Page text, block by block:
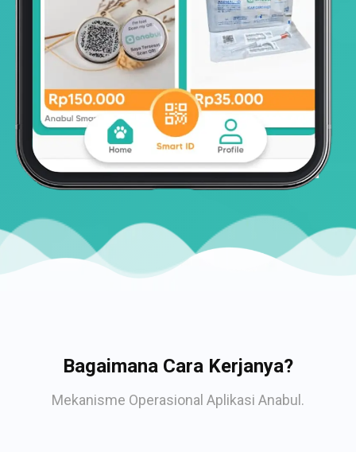
Bagaimana Cara Kerjanya?
Mekanisme Operasional Aplikasi Anabul.